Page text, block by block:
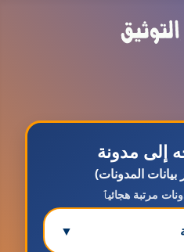
إلى مدونة
بيانات المدونات)
مرتبة هجائيٱ
▼